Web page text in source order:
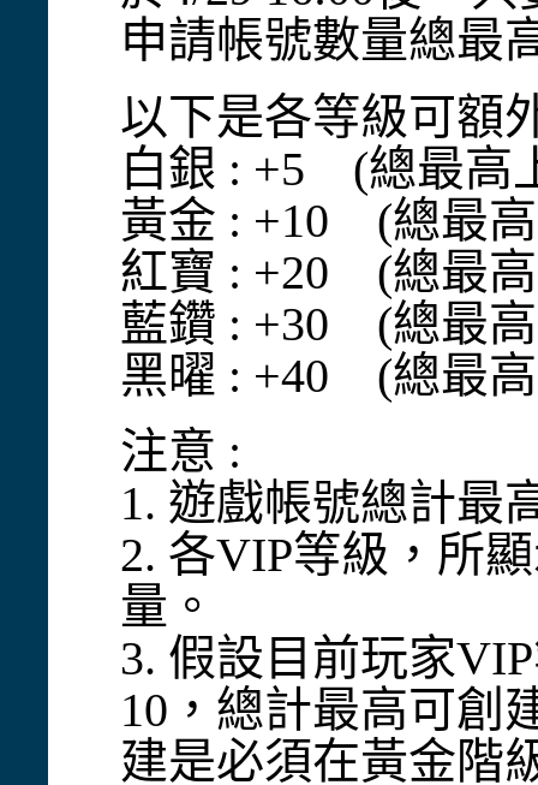
申請帳號數量總最
以下是各等級可額
白銀 : +5 (總最高
黃金 : +10 (總最
紅寶 : +20 (總最
藍鑽 : +30 (總最
黑曜 : +40 (總最
注意 :
1. 遊戲帳號總計最
2. 各VIP等級，所
量。
3. 假設目前玩家
10，總計最高可創
建是必須在黃金階